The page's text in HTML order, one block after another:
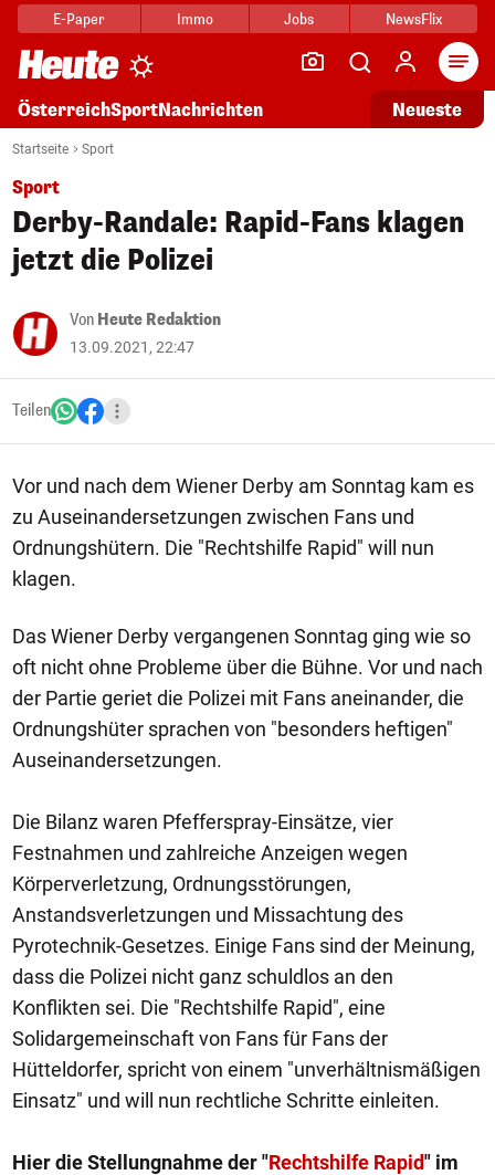
E-Paper Immo Jobs NewsFlix
ÖsterreichSportNachrichten Neueste
Startseite Sport
Sport
Derby-Randale: Rapid-Fans klagen
jetzt die Polizei
Von Heute Redaktion
13.09.2021, 22:47
Teilen
Vor und nach dem Wiener Derby am Sonntag kam es
zu Auseinandersetzungen zwischen Fans und
Ordnungshütern. Die "Rechtshilfe Rapid" will nun
klagen.
Das Wiener Derby vergangenen Sonntag ging wie so
oft nicht ohne Probleme über die Bühne. Vor und nach
der Partie geriet die Polizei mit Fans aneinander, die
Ordnungshüter sprachen von "besonders heftigen"
Auseinandersetzungen.
Die Bilanz waren Pfefferspray-Einsätze, vier
Festnahmen und zahlreiche Anzeigen wegen
Körperverletzung, Ordnungsstörungen,
Anstandsverletzungen und Missachtung des
Pyrotechnik-Gesetzes. Einige Fans sind der Meinung,
dass die Polizei nicht ganz schuldlos an den
Konflikten sei. Die "Rechtshilfe Rapid", eine
Solidargemeinschaft von Fans für Fans der
Hütteldorfer, spricht von einem "unverhältnismäßigen
Einsatz" und will nun rechtliche Schritte einleiten.
Hier die Stellungnahme der "Rechtshilfe Rapid" im